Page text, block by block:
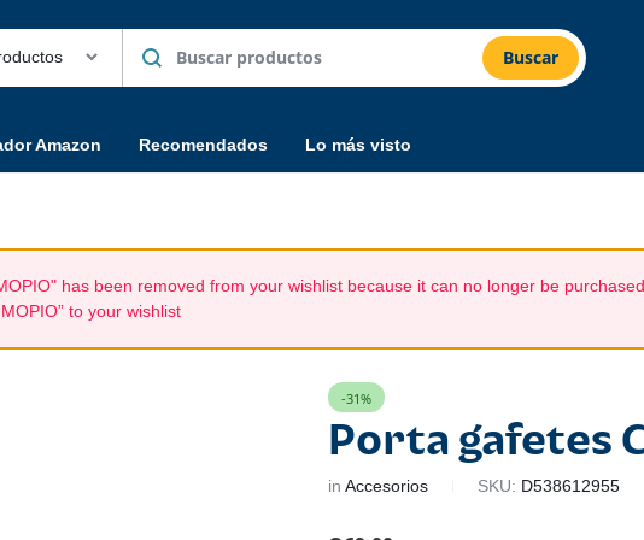
Buscar
Amazon Recomendados Lo más visto
has been removed from your wishlist because it can no longer be purchased.
to your wishlist
-31%
Porta gafetes
inAccesorios SKU: D538612955